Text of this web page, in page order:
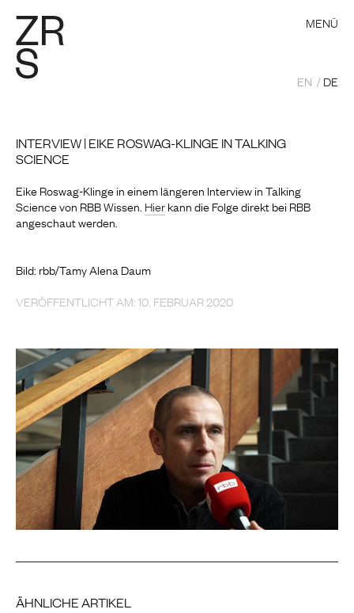
MENÜ
EN DE
INTERVIEW | EIKE ROSWAG-KLINGE IN TALKING
SCIENCE
Eike Roswag-Klinge in einem längeren Interview in Talking
Science von RBB Wissen. Hierkann die Folge direkt bei RBB
angeschaut werden.
Bild: rbb/Tamy Alena Daum
VERÖFFENTLICHT AM: 10. FEBRUAR 2020
ÄHNLICHE ARTIKEL